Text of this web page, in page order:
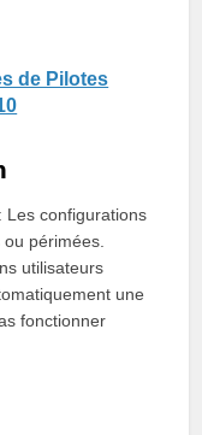
de Pilotes
: Les configurations
périmées.
utilisateurs
une
fonctionner